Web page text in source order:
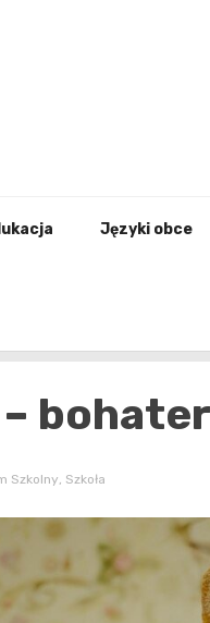
Języki obce
Szkolny Szkoła